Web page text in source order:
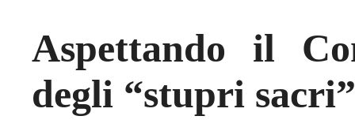
Aspettando il
degli “stupri sacri”